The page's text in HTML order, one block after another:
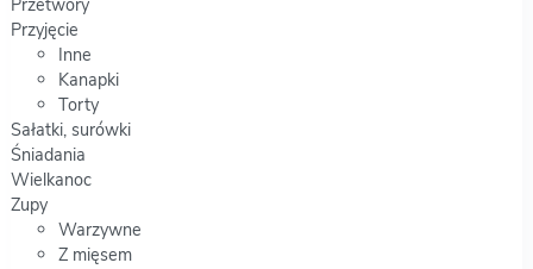
Przetwory
Przyjęcie
Inne
Kanapki
Torty
Sałatki, surówki
Śniadania
Wielkanoc
Zupy
Warzywne
Z mięsem